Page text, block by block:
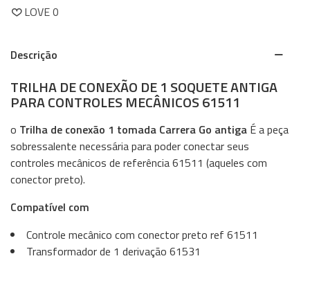
LOVE0
Descrição
TRILHA DE CONEXÃO DE 1 SOQUETE ANTIGA
PARA CONTROLES MECÂNICOS 61511
o Trilha de conexão 1 tomada Carrera Go antiga É a peça
sobressalente necessária para poder conectar seus
controles mecânicos de referência 61511 (aqueles com
conector preto).
Compatível com
Controle mecânico com conector preto ref 61511
Transformador de 1 derivação 61531